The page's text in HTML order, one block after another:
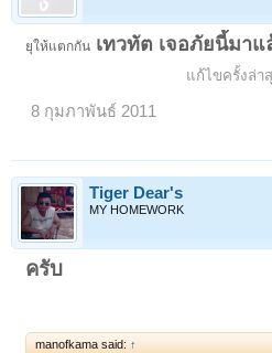
ยุให้แตกกัน เทวทัต เจอภัยนี้มาแ
แก้ไขครั้งล่า
8 กุมภาพันธ์ 2011
Tiger Dear's
MY HOMEWORK
ครับ
manofkama said: ↑